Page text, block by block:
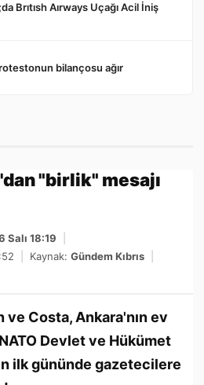
Brıtısh Aırways Uçağı Acil İniş
bilançosu ağır
"birlik" mesajı
Salı 18:19
Kaynak: Gündem Kıbrıs
Costa, Ankara'nın ev
Devlet ve Hükümet
ilk gününde gazetecilere